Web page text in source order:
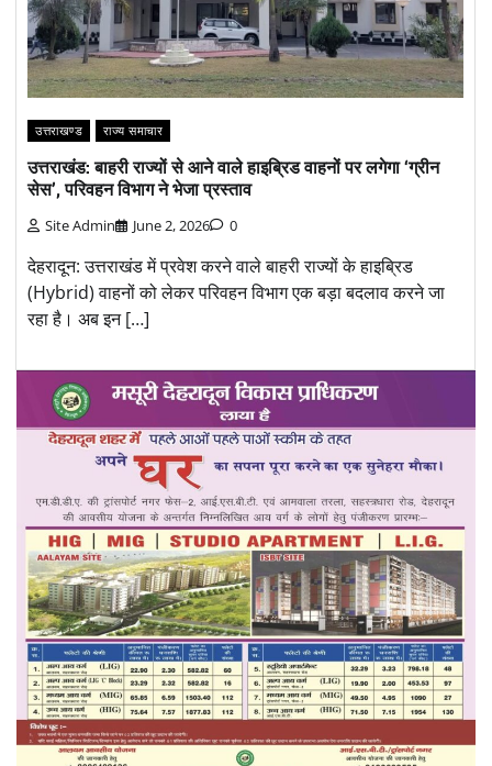
उत्तराखण्ड राज्य समाचार
उत्तराखंड: बाहरी राज्यों से आने वाले हाइब्रिड वाहनों पर लगेगा ‘ग्रीन
सेस’, परिवहन विभाग ने भेजा प्रस्ताव
Site Admin June 2, 2026 0
देहरादून: उत्तराखंड में प्रवेश करने वाले बाहरी राज्यों के हाइब्रिड
(Hybrid) वाहनों को लेकर परिवहन विभाग एक बड़ा बदलाव करने जा
रहा है। अब इन […]